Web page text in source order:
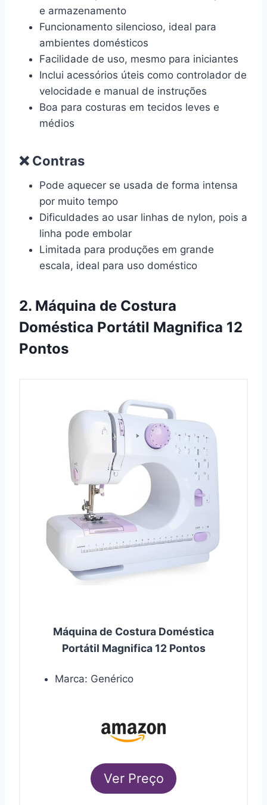
e armazenamento
Funcionamento silencioso, ideal para
ambientes domésticos
Facilidade de uso, mesmo para iniciantes
Inclui acessórios úteis como controlador de
velocidade e manual de instruções
Boa para costuras em tecidos leves e
médios
❌ Contras
Pode aquecer se usada de forma intensa
por muito tempo
Dificuldades ao usar linhas de nylon, pois a
linha pode embolar
Limitada para produções em grande
escala, ideal para uso doméstico
2. Máquina de Costura
Doméstica Portátil Magnifica 12
Pontos
Máquina de Costura Doméstica
Portátil Magnifica 12 Pontos
Marca: Genérico
Ver Preço